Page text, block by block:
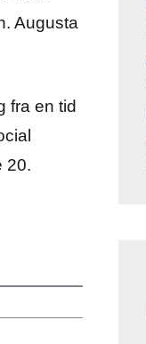
Augusta
fra en tid
20.